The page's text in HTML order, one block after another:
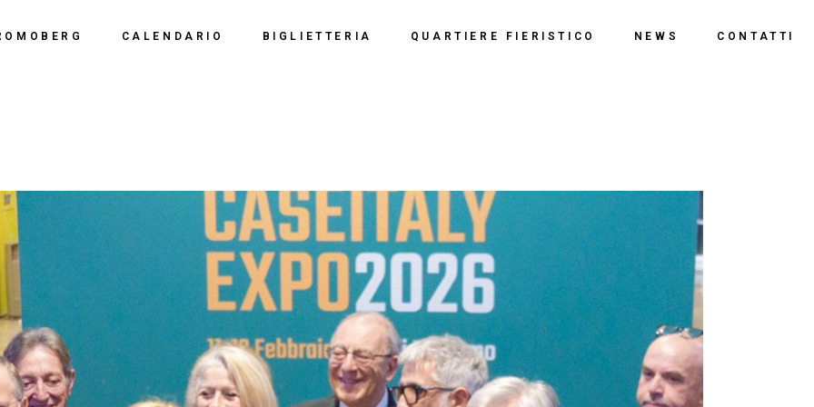
CALENDARIO
Calendario 2022
Calendario 2019
BIGLIETTERIA QUARTIERE FIERISTICO NEWS CONTATTI
Calendario 2026 Polo Espositivo